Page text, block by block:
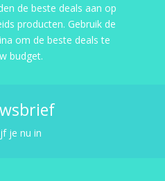
de beste deals aan op
producten. Gebruik de
om de beste deals te
budget.
je nu in